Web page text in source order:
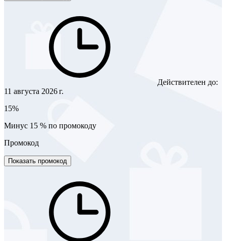
Действителен до:
11 августа 2026 г.
15%
Минус 15 % по промокоду
Промокод
Показать промокод